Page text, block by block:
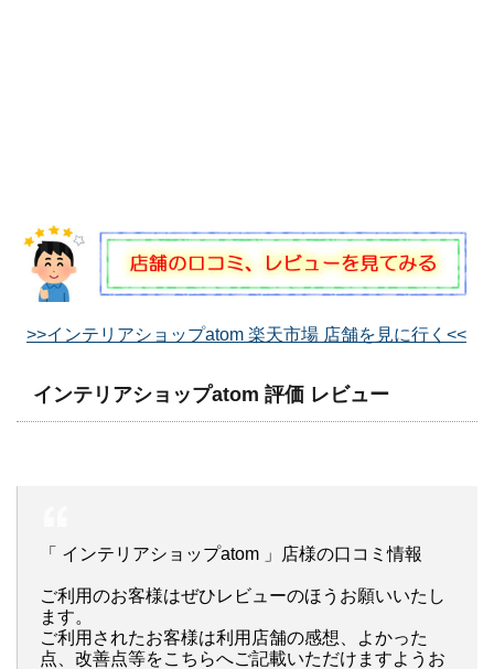
>>インテリアショップatom 楽天市場 店舗を見に行く<<
インテリアショップatom 評価 レビュー
「 インテリアショップatom 」店様の口コミ情報
ご利用のお客様はぜひレビューのほうお願いいたし
ます。
ご利用されたお客様は利用店舗の感想、よかった
点、改善点等をこちらへご記載いただけますようお